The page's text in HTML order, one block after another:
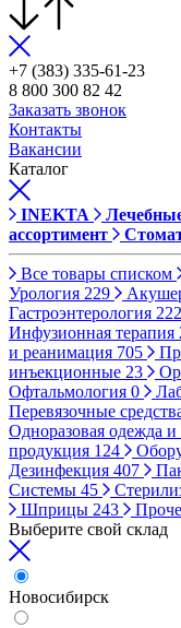
+7 (383) 335-61-23
8 800 300 82 42
Заказать звонок
Контакты
Вакансии
Каталог
INEKTA
ассортимент
Все товары списком
Урология 229
Гастроэнтерология 222
Инфузионная терапия
и реанимация 705
инъекционные 23
Офтальмология 0
Перевязочные
Одноразовая одежда и
продукция 124
Дезинфекция 407
Системы 45
Шприцы 243
Выберите свой склад
Новосибирск